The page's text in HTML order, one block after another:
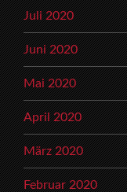
Juli 2020
Juni 2020
Mai 2020
April 2020
März 2020
Februar 2020